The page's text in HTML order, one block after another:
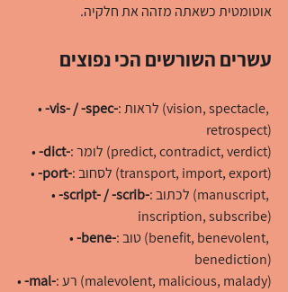
אוטומטית כשאתה מזהה את חלקיה.
עשרים השורשים הכי נפוצים
• -vis- / -spec-: לראות (vision, spectacle,
retrospect)
• -dict-
: לומר (predict, contradict, verdict)
• -port-
: לסחוב (transport, import, export)
• -script- / -scrib-: לכתוב (manuscript,
inscription, subscribe)
• -bene-: טוב (benefit, benevolent,
benediction)
• -mal-
: רע (malevolent, malicious, malady)